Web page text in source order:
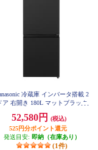
冷蔵庫 インバータ搭載 2
ア 右開き 180L マットブラック
52,580円
(税込)
525円分ポイント還元
発送目安: 即納（在庫あり）
(1件)